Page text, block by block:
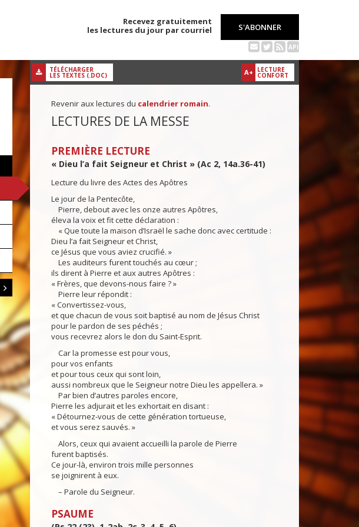
Recevez gratuitement
les lectures du jour par courriel
S'ABONNER
API
A+ LECTURE
CONFORT
TÉLÉCHARGER
LES TEXTES (.DOC)
Revenir aux lectures du calendrier romain.
LECTURES DE LA MESSE
PREMIÈRE LECTURE
« Dieu l’a fait Seigneur et Christ » (Ac 2, 14a.36-41)
Lecture du livre des Actes des Apôtres
Le jour de la Pentecôte,
Pierre, debout avec les onze autres Apôtres,
éleva la voix et fit cette déclaration :
« Que toute la maison d’Israël le sache donc avec certitude :
Dieu l’a fait Seigneur et Christ,
ce Jésus que vous aviez crucifié. »
Les auditeurs furent touchés au cœur ;
ils dirent à Pierre et aux autres Apôtres :
« Frères, que devons-nous faire ? »
Pierre leur répondit :
« Convertissez-vous,
et que chacun de vous soit baptisé au nom de Jésus Christ
pour le pardon de ses péchés ;
vous recevrez alors le don du Saint-Esprit.
Car la promesse est pour vous,
pour vos enfants
et pour tous ceux qui sont loin,
aussi nombreux que le Seigneur notre Dieu les appellera. »
Par bien d’autres paroles encore,
Pierre les adjurait et les exhortait en disant :
« Détournez-vous de cette génération tortueuse,
et vous serez sauvés. »
Alors, ceux qui avaient accueilli la parole de Pierre
furent baptisés.
Ce jour-là, environ trois mille personnes
se joignirent à eux.
– Parole du Seigneur.
PSAUME